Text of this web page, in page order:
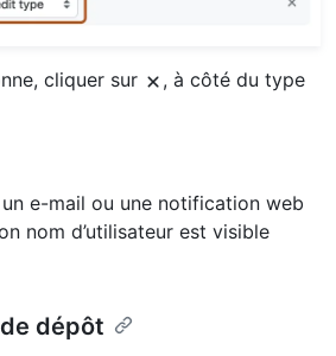
cliquer sur
, à côté du type
e-mail ou une notification web
nom d’utilisateur est visible
dépôt